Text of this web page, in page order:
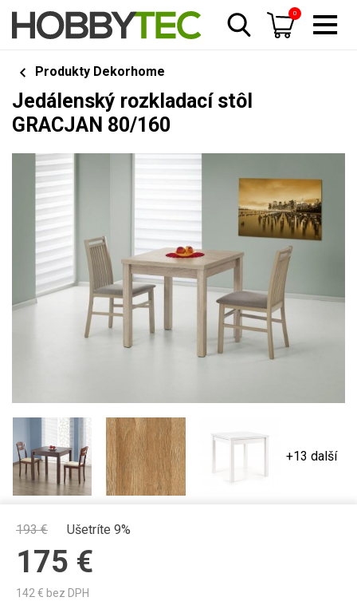
0
Produkty Dekorhome
Jedálenský rozkladací stôl
GRACJAN 80/160
+13 další
193€ Ušetríte 9%
175 €
142 € bez DPH